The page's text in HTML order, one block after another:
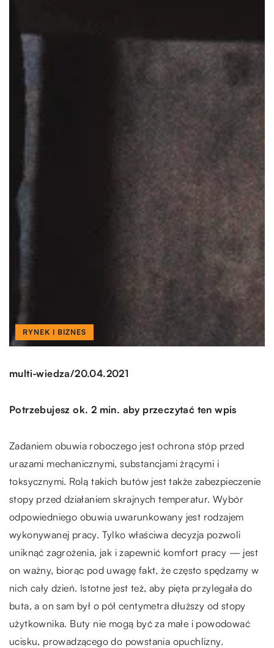
RYNEK I BIZNES
multi-wiedza/20.04.2021
Potrzebujesz ok. 2 min. aby przeczytać ten wpis
Zadaniem obuwia roboczego jest ochrona stóp przed
urazami mechanicznymi, substancjami żrącymi i
toksycznymi. Rolą takich butów jest także zabezpieczenie
stopy przed działaniem skrajnych temperatur. Wybór
odpowiedniego obuwia uwarunkowany jest rodzajem
wykonywanej pracy. Tylko właściwa decyzja pozwoli
uniknąć zagrożenia, jak i zapewnić komfort pracy — jest
on ważny, biorąc pod uwagę fakt, że często spędzamy w
nich cały dzień. Istotne jest też, aby pięta przylegała do
buta, a on sam był o pół centymetra dłuższy od stopy
użytkownika. Buty nie mogą być za małe i powodować
ucisku, prowadzącego do powstania opuchlizny.